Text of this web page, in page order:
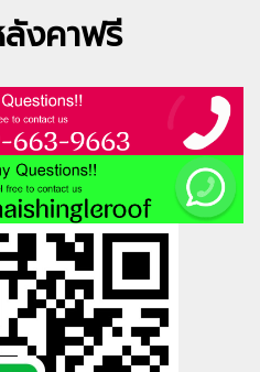
งคาฟรี